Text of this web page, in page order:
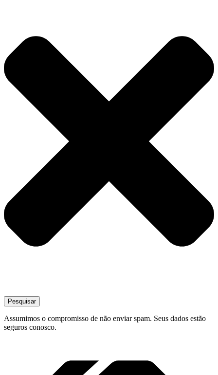
Pesquisar
Assumimos o compromisso de não enviar spam. Seus dados estão
seguros conosco.